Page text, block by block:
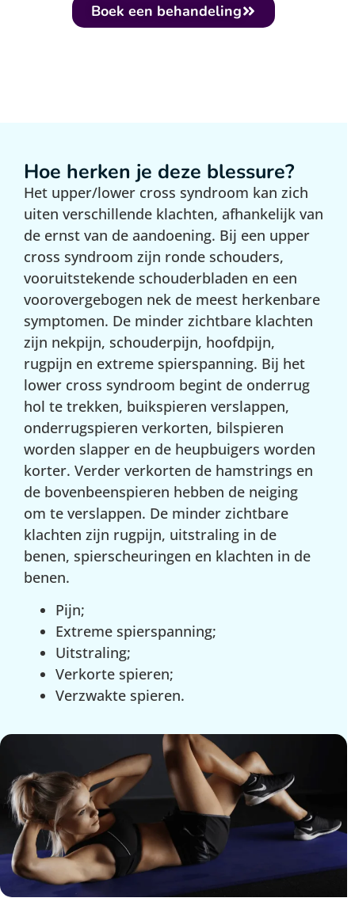
Boek een behandeling
Hoe herken je deze blessure?
Het upper/lower cross syndroom kan zich
uiten verschillende klachten, afhankelijk van
de ernst van de aandoening. Bij een upper
cross syndroom zijn ronde schouders,
vooruitstekende schouderbladen en een
voorovergebogen nek de meest herkenbare
symptomen. De minder zichtbare klachten
zijn nekpijn, schouderpijn, hoofdpijn,
rugpijn en extreme spierspanning. Bij het
lower cross syndroom begint de onderrug
hol te trekken, buikspieren verslappen,
onderrugspieren verkorten, bilspieren
worden slapper en de heupbuigers worden
korter. Verder verkorten de hamstrings en
de bovenbeenspieren hebben de neiging
om te verslappen. De minder zichtbare
klachten zijn rugpijn, uitstraling in de
benen, spierscheuringen en klachten in de
benen.
Pijn;
Extreme spierspanning;
Uitstraling;
Verkorte spieren;
Verzwakte spieren.